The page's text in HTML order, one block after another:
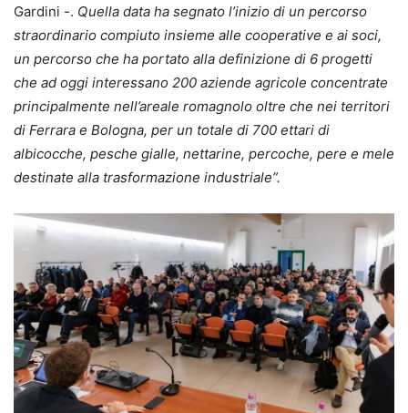
Gardini -. Quella data ha segnato l’inizio di un percorso
straordinario compiuto insieme alle cooperative e ai soci,
un percorso che ha portato alla definizione di 6 progetti
che ad oggi interessano 200 aziende agricole concentrate
principalmente nell’areale romagnolo oltre che nei territori
di Ferrara e Bologna, per un totale di 700 ettari di
albicocche, pesche gialle, nettarine, percoche, pere e mele
destinate alla trasformazione industriale”.